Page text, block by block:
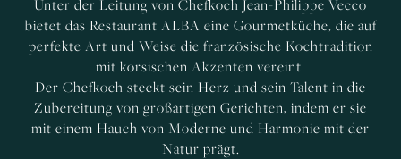
Unter der Leitung von Chefkoch Jean-Philippe Vecco
bietet das Restaurant ALBA eine Gourmetküche, die auf
perfekte Art und Weise die französische Kochtradition
mit korsischen Akzenten vereint.
Der Chefkoch steckt sein Herz und sein Talent in die
Zubereitung von großartigen Gerichten, indem er sie
mit einem Hauch von Moderne und Harmonie mit der
Natur prägt.